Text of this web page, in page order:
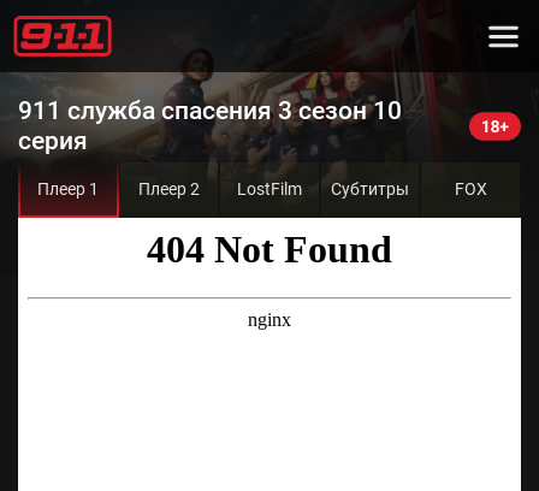
911 служба спасения 3 сезон 10
серия
Плеер 1 Плеер 2 LostFilm Субтитры FOX